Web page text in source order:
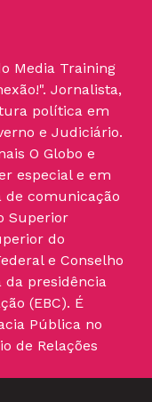
Media Training
Jornalista,
política em
e Judiciário.
O Globo e
especial e em
de comunicação
Superior
do
e Conselho
da presidência
(EBC). É
Pública no
de Relações